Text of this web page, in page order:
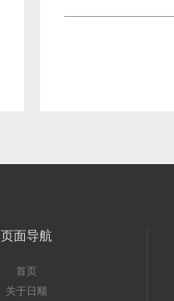
页面导航
首页
关于日顺